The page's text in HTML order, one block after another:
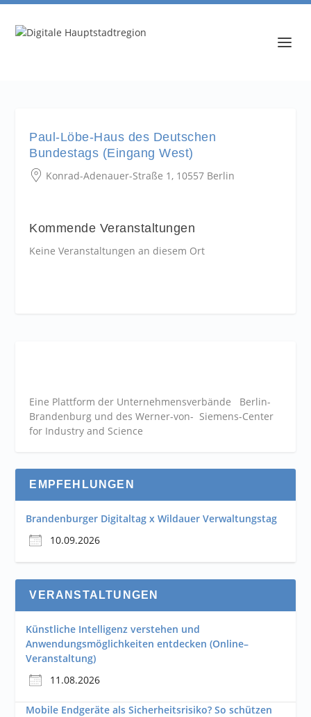
Paul-Löbe-Haus des Deutschen
Bundestags (Eingang West)
Konrad-Adenauer-Straße 1, 10557 Berlin
Kommende Veranstaltungen
Keine Veranstaltungen an diesem Ort
Eine Plattform der Unternehmensverbände Berlin-
Brandenburg und des Werner-von- Siemens-Center
for Industry and Science
EMPFEHLUNGEN
Brandenburger Digitaltag x Wildauer Verwaltungstag
10.09.2026
VERANSTALTUNGEN
Künstliche Intelligenz verstehen und
Anwendungsmöglichkeiten entdecken (Online–
Veranstaltung)
11.08.2026
Mobile Endgeräte als Sicherheitsrisiko? So schützen